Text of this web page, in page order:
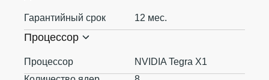
Гарантийный срок 12 мес.
Процессор
Процессор
NVIDIA Tegra X1